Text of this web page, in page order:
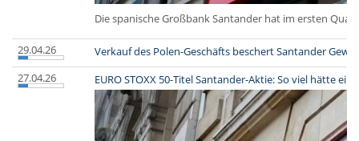
Die spanische Großbank Santander hat im ersten
29.04.26
Verkauf des Polen-Geschäfts beschert Santander
27.04.26
EURO STOXX 50-Titel Santander-Aktie: So viel hätte